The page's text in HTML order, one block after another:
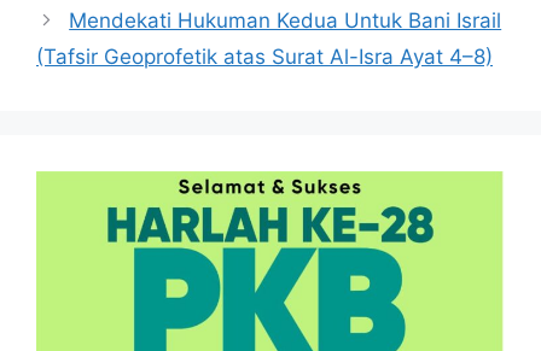
Mendekati Hukuman Kedua Untuk Bani Israil
(Tafsir Geoprofetik atas Surat Al-Isra Ayat 4–8)